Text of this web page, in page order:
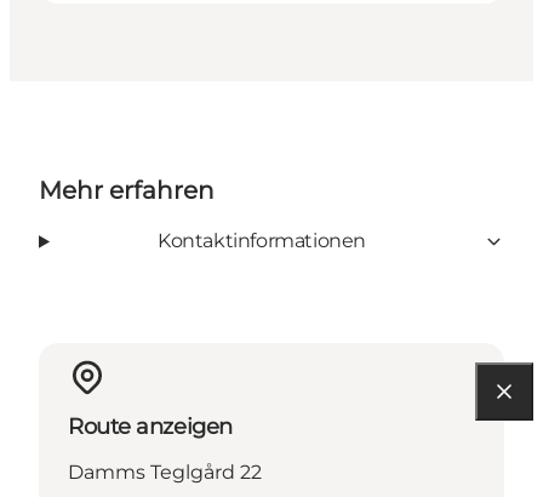
Mehr erfahren
Kontaktinformationen
Route anzeigen
Damms Teglgård 22